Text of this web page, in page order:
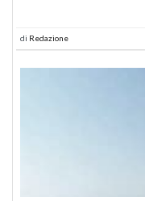
di Redazione